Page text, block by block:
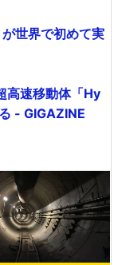
世界で初めて実
高速移動体「Hy
- GIGAZINE